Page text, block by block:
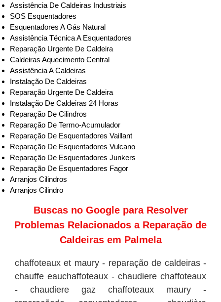
Assistência De Caldeiras Industriais
SOS Esquentadores
Esquentadores A Gás Natural
Assistência Técnica A Esquentadores
Reparação Urgente De Caldeira
Caldeiras Aquecimento Central
Assistência A Caldeiras
Instalação De Caldeiras
Reparação Urgente De Caldeira
Instalação De Caldeiras 24 Horas
Reparação De Cilindros
Reparação De Termo-Acumulador
Reparação De Esquentadores Vaillant
Reparação De Esquentadores Vulcano
Reparação De Esquentadores Junkers
Reparação De Esquentadores Fagor
Arranjos Cilindros
Arranjos Cilindro
Buscas no Google para Resolver
Problemas Relacionados a Reparação de
Caldeiras em Palmela
chaffoteaux et maury - reparação de caldeiras -
chauffe eauchaffoteaux - chaudiere chaffoteaux
- chaudiere gaz chaffoteaux maury -